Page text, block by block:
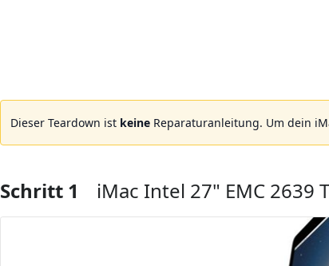
Dieser Teardown ist keine Reparaturanleitung. Um dein
Schritt 1 iMac Intel 27" EMC 2639